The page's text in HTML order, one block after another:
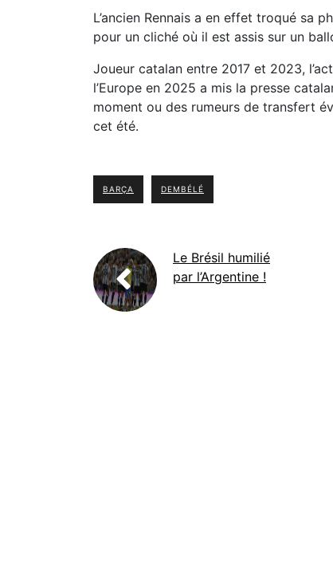
L’ancien Rennais a en effet troqué sa
pour un cliché où il est assis sur un
Joueur catalan entre 2017 et 2023,
l’Europe en 2025 a mis la presse
moment ou des rumeurs de transfert
cet été.
BARÇA DEMBÉLÉ
Le Brésil humilié
par l’Argentine !